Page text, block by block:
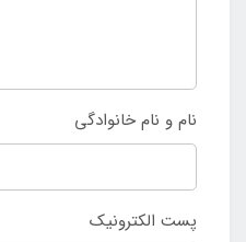
نام و نام خانوادگی
پست الکترونیک